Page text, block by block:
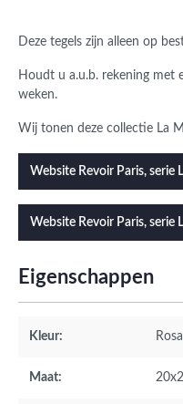
Deze tegels zijn alleen op
Houdt u a.u.b. rekening met
weken.
Wij tonen deze collectie La
Website Revoir Paris, serie
Website Revoir Paris, serie
Eigenschappen
Kleur:
Maat: